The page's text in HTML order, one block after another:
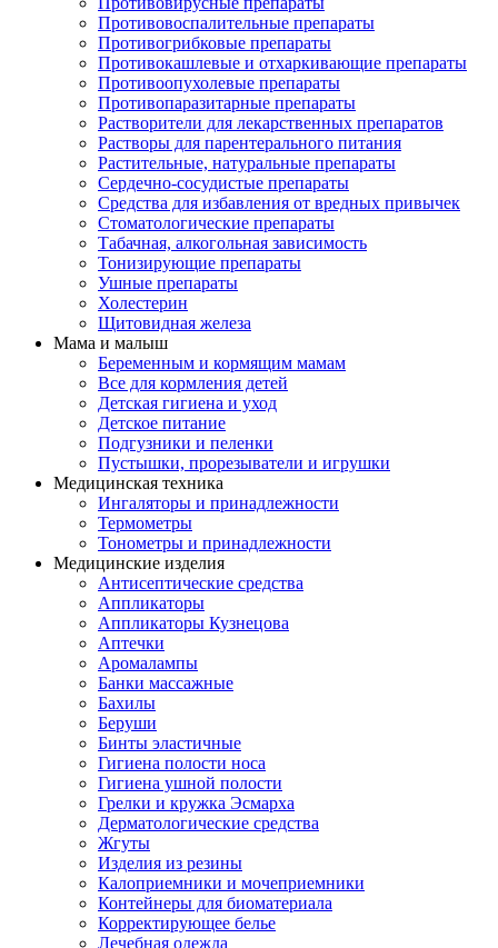
Противовоспалительные препараты
Противогрибковые препараты
Противокашлевые и отхаркивающие препараты
Противоопухолевые препараты
Противопаразитарные препараты
Растворители для лекарственных препаратов
Растворы для парентерального питания
Растительные, натуральные препараты
Сердечно-сосудистые препараты
Средства для избавления от вредных привычек
Стоматологические препараты
Табачная, алкогольная зависимость
Тонизирующие препараты
Ушные препараты
Холестерин
Щитовидная железа
Мама и малыш
Беременным и кормящим мамам
Все для кормления детей
Детская гигиена и уход
Детское питание
Подгузники и пеленки
Пустышки, прорезыватели и игрушки
Медицинская техника
Ингаляторы и принадлежности
Термометры
Тонометры и принадлежности
Медицинские изделия
Антисептические средства
Аппликаторы
Аппликаторы Кузнецова
Аптечки
Аромалампы
Банки массажные
Бахилы
Беруши
Бинты эластичные
Гигиена полости носа
Гигиена ушной полости
Грелки и кружка Эсмарха
Дерматологические средства
Жгуты
Изделия из резины
Калоприемники и мочеприемники
Контейнеры для биоматериала
Корректирующее белье
Лечебная одежда